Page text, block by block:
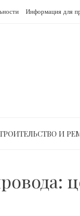
Информация для
И